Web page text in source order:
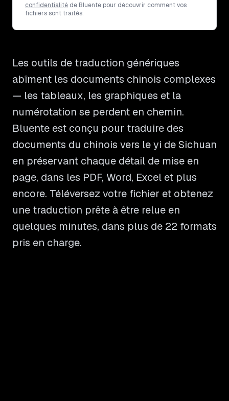
confidentialité de Bluente pour découvrir comment vos
fichiers sont traités.
Les outils de traduction génériques
abîment les documents chinois complexes
— les tableaux, les graphiques et la
numérotation se perdent en chemin.
Bluente est conçu pour traduire des
documents du chinois vers le yi de Sichuan
en préservant chaque détail de mise en
page, dans les PDF, Word, Excel et plus
encore. Téléversez votre fichier et obtenez
une traduction prête à être relue en
quelques minutes, dans plus de 22 formats
pris en charge.